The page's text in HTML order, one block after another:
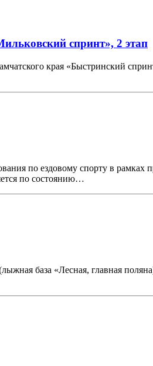
спринт», 2 этап
края «Быстринский
по ездовому спорту в рамках
по состоянию…
база «Лесная, главная